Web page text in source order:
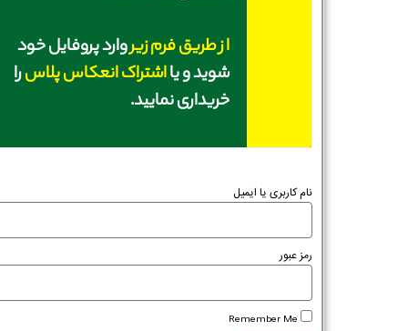
از طریق فرم زیروارد پروفایل خود
شوید و یااشتراک انعکاس پلاسرا
خریداری نمایید.
نام کاربری یا ایمیل
رمز عبور
Remember Me